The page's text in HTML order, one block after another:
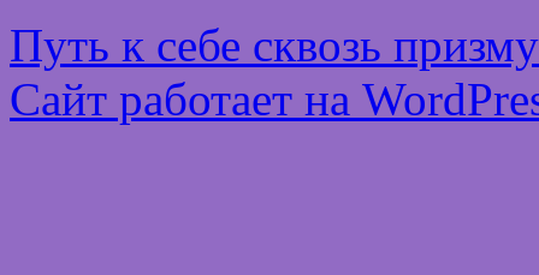
Путь к себе сквозь
Сайт работает на